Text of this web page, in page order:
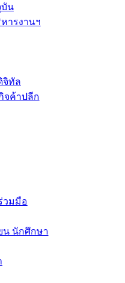
บัน
ารงานฯ
จิทัล
จค้าปลีก
วมมือ
น นักศึกษา